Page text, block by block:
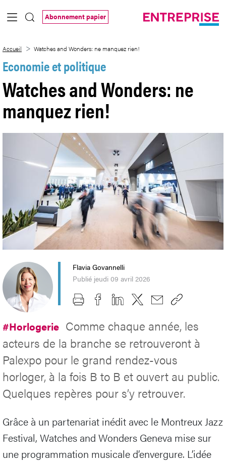
Saut au contenu principal
Abonnement papier
Accueil Watches and Wonders: ne manquez rien!
Economie et politique
Watches and Wonders: ne
manquez rien!
Flavia Govannelli
Publié jeudi 09 avril 2026
#Horlogerie Comme chaque année, les
acteurs de la branche se retrouveront à
Palexpo pour le grand rendez-vous
horloger, à la fois B to B et ouvert au public.
Quelques repères pour s’y retrouver.
Grâce à un partenariat inédit avec le Montreux Jazz
Festival, Watches and Wonders Geneva mise sur
une programmation musicale d’envergure. L’idée